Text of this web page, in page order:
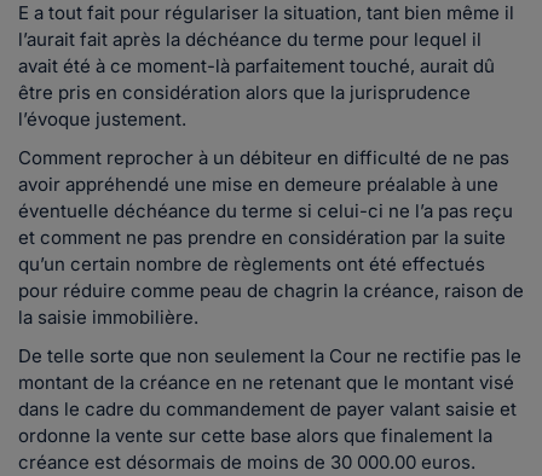
E a tout fait pour régulariser la situation, tant bien même il
l’aurait fait après la déchéance du terme pour lequel il
avait été à ce moment-là parfaitement touché, aurait dû
être pris en considération alors que la jurisprudence
l’évoque justement.
Comment reprocher à un débiteur en difficulté de ne pas
avoir appréhendé une mise en demeure préalable à une
éventuelle déchéance du terme si celui-ci ne l’a pas reçu
et comment ne pas prendre en considération par la suite
qu’un certain nombre de règlements ont été effectués
pour réduire comme peau de chagrin la créance, raison de
la saisie immobilière.
De telle sorte que non seulement la Cour ne rectifie pas le
montant de la créance en ne retenant que le montant visé
dans le cadre du commandement de payer valant saisie et
ordonne la vente sur cette base alors que finalement la
créance est désormais de moins de 30 000.00 euros.